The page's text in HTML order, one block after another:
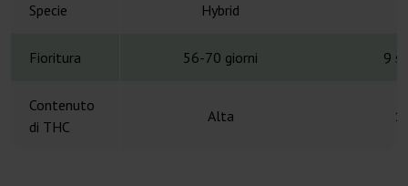
Specie Hybrid
Fioritura 56-70 giorni 9
Contenuto
di THC
Alta